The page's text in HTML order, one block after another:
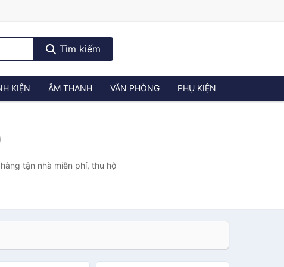
Tìm kiếm
KIỆN ÂM THANH VĂN PHÒNG PHỤ KIỆN
tận nhà miễn phí, thu hộ